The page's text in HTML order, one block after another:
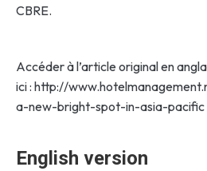
CBRE.
Accéder à l’article original en
ici : http://
a-new-bright-spot-in-asia-pacific
English version